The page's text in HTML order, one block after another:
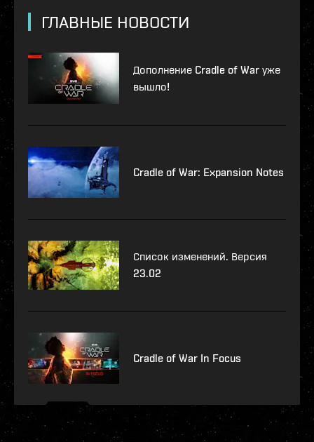
ГЛАВНЫЕ НОВОСТИ
Дополнение Cradle of War уже
вышло!
Cradle of War: Expansion Notes
Список изменений. Версия
23.02
Cradle of War In Focus